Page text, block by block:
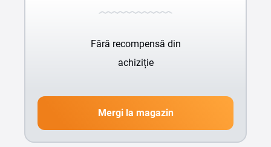
Fără recompensă din
achiziție
Mergi la magazin